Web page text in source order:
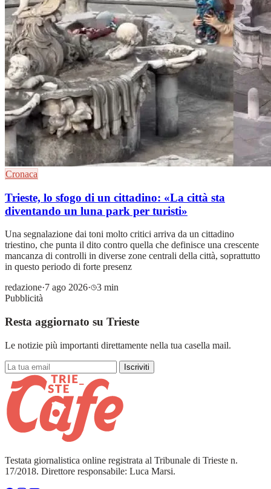
Cronaca
Trieste, lo sfogo di un cittadino: «La città sta
diventando un luna park per turisti»
Una segnalazione dai toni molto critici arriva da un cittadino
triestino, che punta il dito contro quella che definisce una crescente
mancanza di controlli in diverse zone centrali della città, soprattutto
in questo periodo di forte presenz
redazione·7 ago 2026·
3 min
Pubblicità
Resta aggiornato su Trieste
Le notizie più importanti direttamente nella tua casella mail.
Iscriviti
Testata giornalistica online registrata al Tribunale di Trieste n.
17/2018. Direttore responsabile: Luca Marsi.